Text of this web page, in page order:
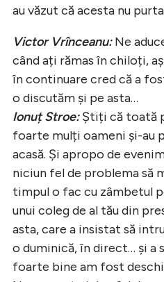
au văzut că acesta nu
Victor Vrînceanu:Ne
când ați rămas în chiloți,
în continuare cred că a
o discutăm și pe asta…
Ionuț Stroe:Știți că toată
foarte mulți oameni și-au
acasă. Și apropo de
niciun fel de problema să
timpul o fac cu zâmbetul
unui coleg de al tău din
asta, care a insistat să
o duminică, în direct… și a
foarte bine am fost